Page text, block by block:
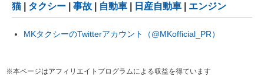
猫| タクシー 事故 自動車 日産自動車 エンジン
MKタクシーのTwitterアカウント（@MKofficial_PR）
※本ページはアフィリエイトプログラムによる収益を得ています